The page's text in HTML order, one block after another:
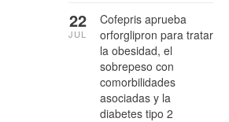
Cofepris aprueba
orforglipron para tratar
la obesidad, el
sobrepeso con
comorbilidades
asociadas y la
diabetes tipo 2
22
JUL